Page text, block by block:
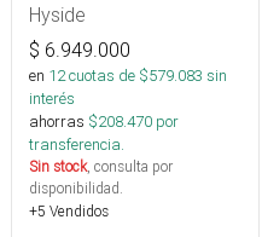
Hyside
$ 6.949.000
en 12cuotas de $579.083 sin
interés
ahorras $208.470 por
transferencia.
Sin stock, consulta por
disponibilidad.
+5 Vendidos